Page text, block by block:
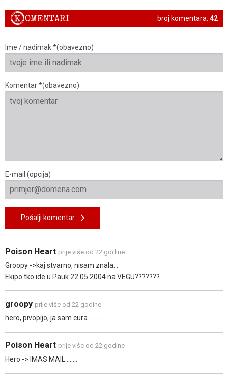
broj komentara: 42
KOMENTARI
Ime / nadimak *(obavezno)
Komentar *(obavezno)
E-mail (opcija)
Pošalji komentar
Poison Heart prije više od 22 godine
Groopy ->kaj stvarno, nisam znala...
Ekipo tko ide u Pauk 22.05.2004 na VEGU???????
groopy prije više od 22 godine
hero, pivopijo, ja sam cura............
Poison Heart prije više od 22 godine
Hero -> IMAS MAIL........